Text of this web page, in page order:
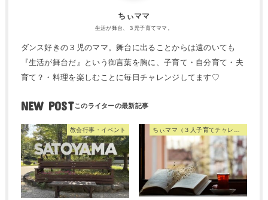
ちぃママ
生活が舞台、３児子育てママ。
ダンス好きの３児のママ。舞台に出ることからは遠のいても
『生活が舞台だ』という御言葉を胸に、子育て・自分育て・夫
育て？・料理を楽しむことに毎日チャレンジしてます♡
NEW POST
教会行事・イベント